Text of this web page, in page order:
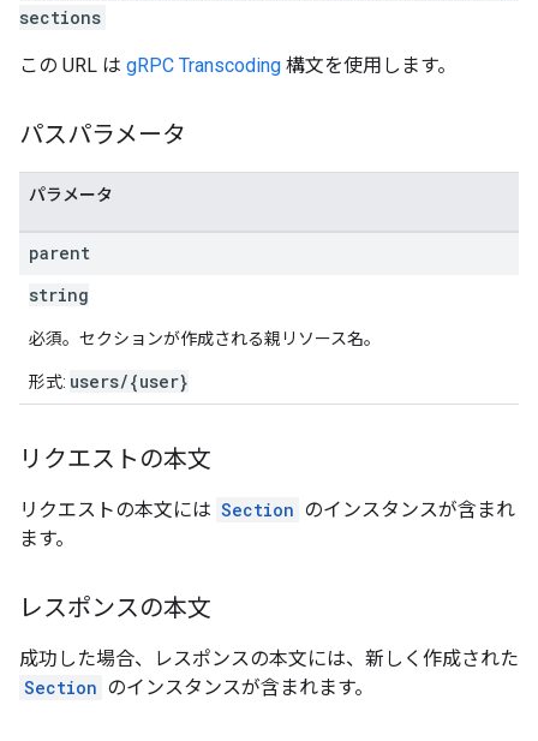
sections
この URL は gRPC Transcoding 構文を使用します。
パスパラメータ
パラメータ
parent
string
必須。セクションが作成される親リソース名。
形式: users/{user}
リクエストの本文
リクエストの本文には Section のインスタンスが含まれ
ます。
レスポンスの本文
成功した場合、レスポンスの本文には、新しく作成された
Section のインスタンスが含まれます。